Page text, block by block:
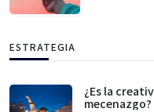
ESTRATEGIA
¿Es la
mecenazgo?